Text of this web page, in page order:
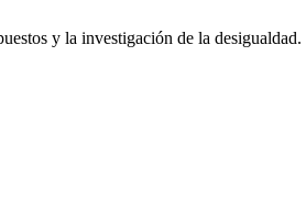
y la investigación de la desigualdad.